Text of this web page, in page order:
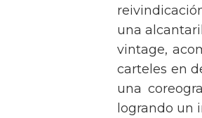
una
vintage,
carteles en
una
logrando un